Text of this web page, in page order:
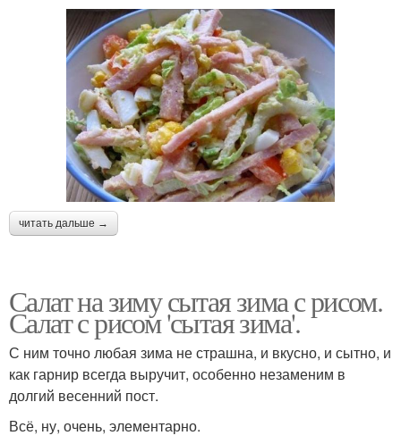
читать дальше →
Салат на зиму сытая зима с рисом.
Салат с рисом 'сытая зима'.
С ним точно любая зима не страшна, и вкусно, и сытно, и
как гарнир всегда выручит, особенно незаменим в
долгий весенний пост.
Всё, ну, очень, элементарно.